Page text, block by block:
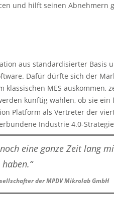
und hilft seinen
aus standardisierter
Dafür dürfte sich der
MES auskommen,
künftig wählen, ob sie
Platform als Vertreter der
Industrie 4.0-
eine ganze Zeit lang
der MPDV Mikrolab GmbH